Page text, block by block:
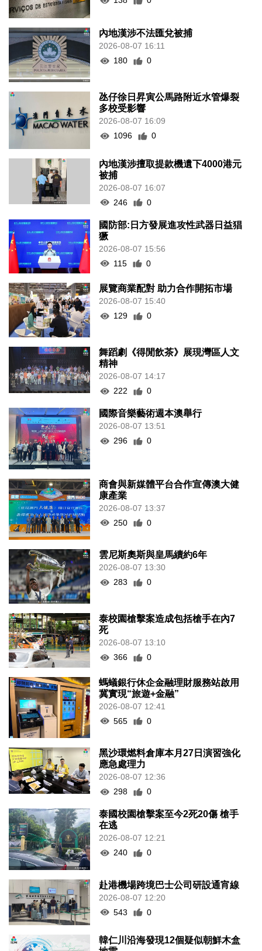
內地漢涉不法匯兌被捕
2026-08-07 16:11
180
0
氹仔徐日昇寅公馬路附近水管爆裂
多校受影響
2026-08-07 16:09
1096
0
內地漢涉擅取提款機遺下4000港元
被捕
2026-08-07 16:07
246
0
國防部:日方發展進攻性武器日益猖
獗
2026-08-07 15:56
115
0
展覽商業配對 助力合作開拓市場
2026-08-07 15:40
129
0
舞蹈劇《得閒飲茶》展現灣區人文
精神
2026-08-07 14:17
222
0
國際音樂藝術週本澳舉行
2026-08-07 13:51
296
0
商會與新媒體平台合作宣傳澳大健
康產業
2026-08-07 13:37
250
0
雲尼斯奧斯與皇馬續約6年
2026-08-07 13:30
283
0
泰校園槍擊案造成包括槍手在內7
死
2026-08-07 13:10
366
0
螞蟻銀行休企金融理財服務站啟用
冀實現“旅遊+金融”
2026-08-07 12:41
565
0
黑沙環燃料倉庫本月27日演習強化
應急處理力
2026-08-07 12:36
298
0
泰國校園槍擊案至今2死20傷 槍手
在逃
2026-08-07 12:21
240
0
赴港機場跨境巴士公司研設通宵線
2026-08-07 12:20
543
0
韓仁川沿海發現12個疑似朝鮮木盒